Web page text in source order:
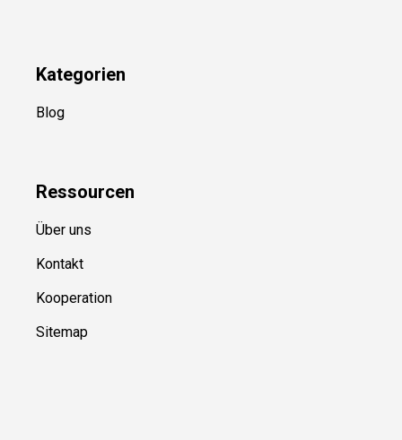
Kategorien
Blog
Ressourcen
Über uns
Kontakt
Kooperation
Sitemap